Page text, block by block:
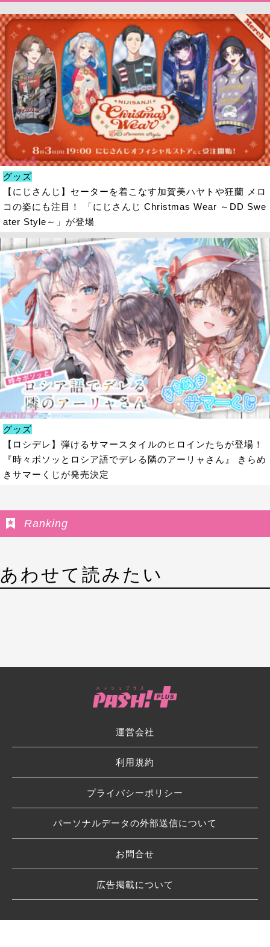
グッズ
【にじさんじ】セーターを着こなす加賀美ハヤトや狂蘭 メロ
コの姿にも注目！ 「にじさんじ Christmas Wear ～DD Swe
ater Style～」が登場
グッズ
【ロシデレ】弾けるサマースタイルのヒロインたちが登場！
『時々ボソッとロシア語でデレる隣のアーリャさん』 きらめ
きサマーくじが発売決定
Ranking
あわせて読みたい
運営会社
利用規約
プライバシーポリシー
パーソナルデータの外部送信について
お問合せ
広告掲載について